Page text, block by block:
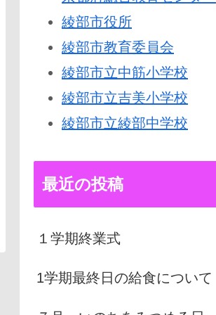
綾部市役所
綾部市教育委員会
綾部市立中筋小学校
綾部市立吉美小学校
綾部市立綾部中学校
最近の投稿
１学期終業式
1学期最終日の給食について